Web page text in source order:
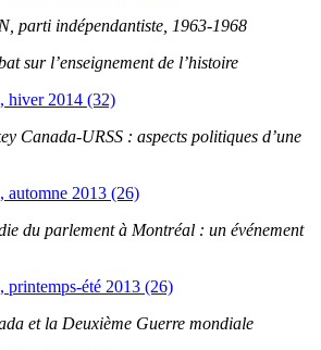
parti indépendantiste, 1963-1968
sur l’enseignement de l’histoire
hiver 2014 (32)
Canada-URSS : aspects politiques d’une
automne 2013 (26)
du parlement à Montréal : un événement
printemps-été 2013 (26)
et la Deuxième Guerre mondiale